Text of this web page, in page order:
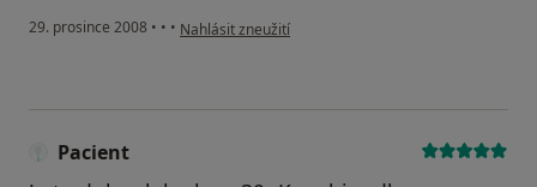
29. prosince 2008 • • • podle názoru uživatele Berglová V.
Nahlásit zneužití
Pacient